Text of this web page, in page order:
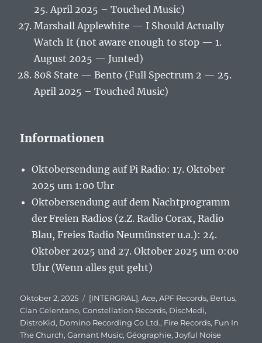
25. April 2025 – Touched Music)
Marshall Applewhite — I Should Actually
Watch It (not aware enough to stop — 1.
August 2025 — Junted)
808 State — Bento (Full Spectrum 2 — 25.
April 2025 – Touched Music)
Informationen
Oktobersendung auf Pi Radio: 17. Oktober
2025 um 1:00 Uhr
Oktobersendung auf dem Nachtprogramm
der Freien Radios (z.Z. Radio Corax, Radio
Blau, Freies Radio Neumünster u.a.): 24.
Oktober 2025 und 27. Oktober 2025 um 0:00
Uhr (Wenn alles gut geht)
Veröffentlicht
am
Oktober 2, 2025 Schlagwörter
[INTERGRAL],Ace,APF Records, Bertus,
Clan Celentano,Constellation Records, DiscMedi,
DistroKid, Domino Recording Co Ltd., Fire Records, Fun In
The Church,Garnant Music,Géographie,Joyful Noise